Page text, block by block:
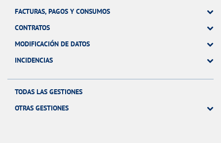
FACTURAS, PAGOS Y CONSUMOS
CONTRATOS
MODIFICACIÓN DE DATOS
INCIDENCIAS
TODAS LAS GESTIONES
OTRAS GESTIONES